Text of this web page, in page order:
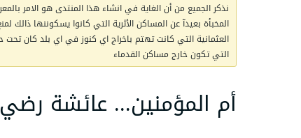
نذكر الجميع من أن الغاية في انشاء هذا المنتدى هو الامر
المخبأة بعيدآ عن المساكن الأثرية التي كانوا يسكوننها
العثمانية التي كانت تهتم باخراج اي كنوز في اي بلد كان تحت
التي تكون خارج مساكن القدماء
أم المؤمنين... عائشة رضي